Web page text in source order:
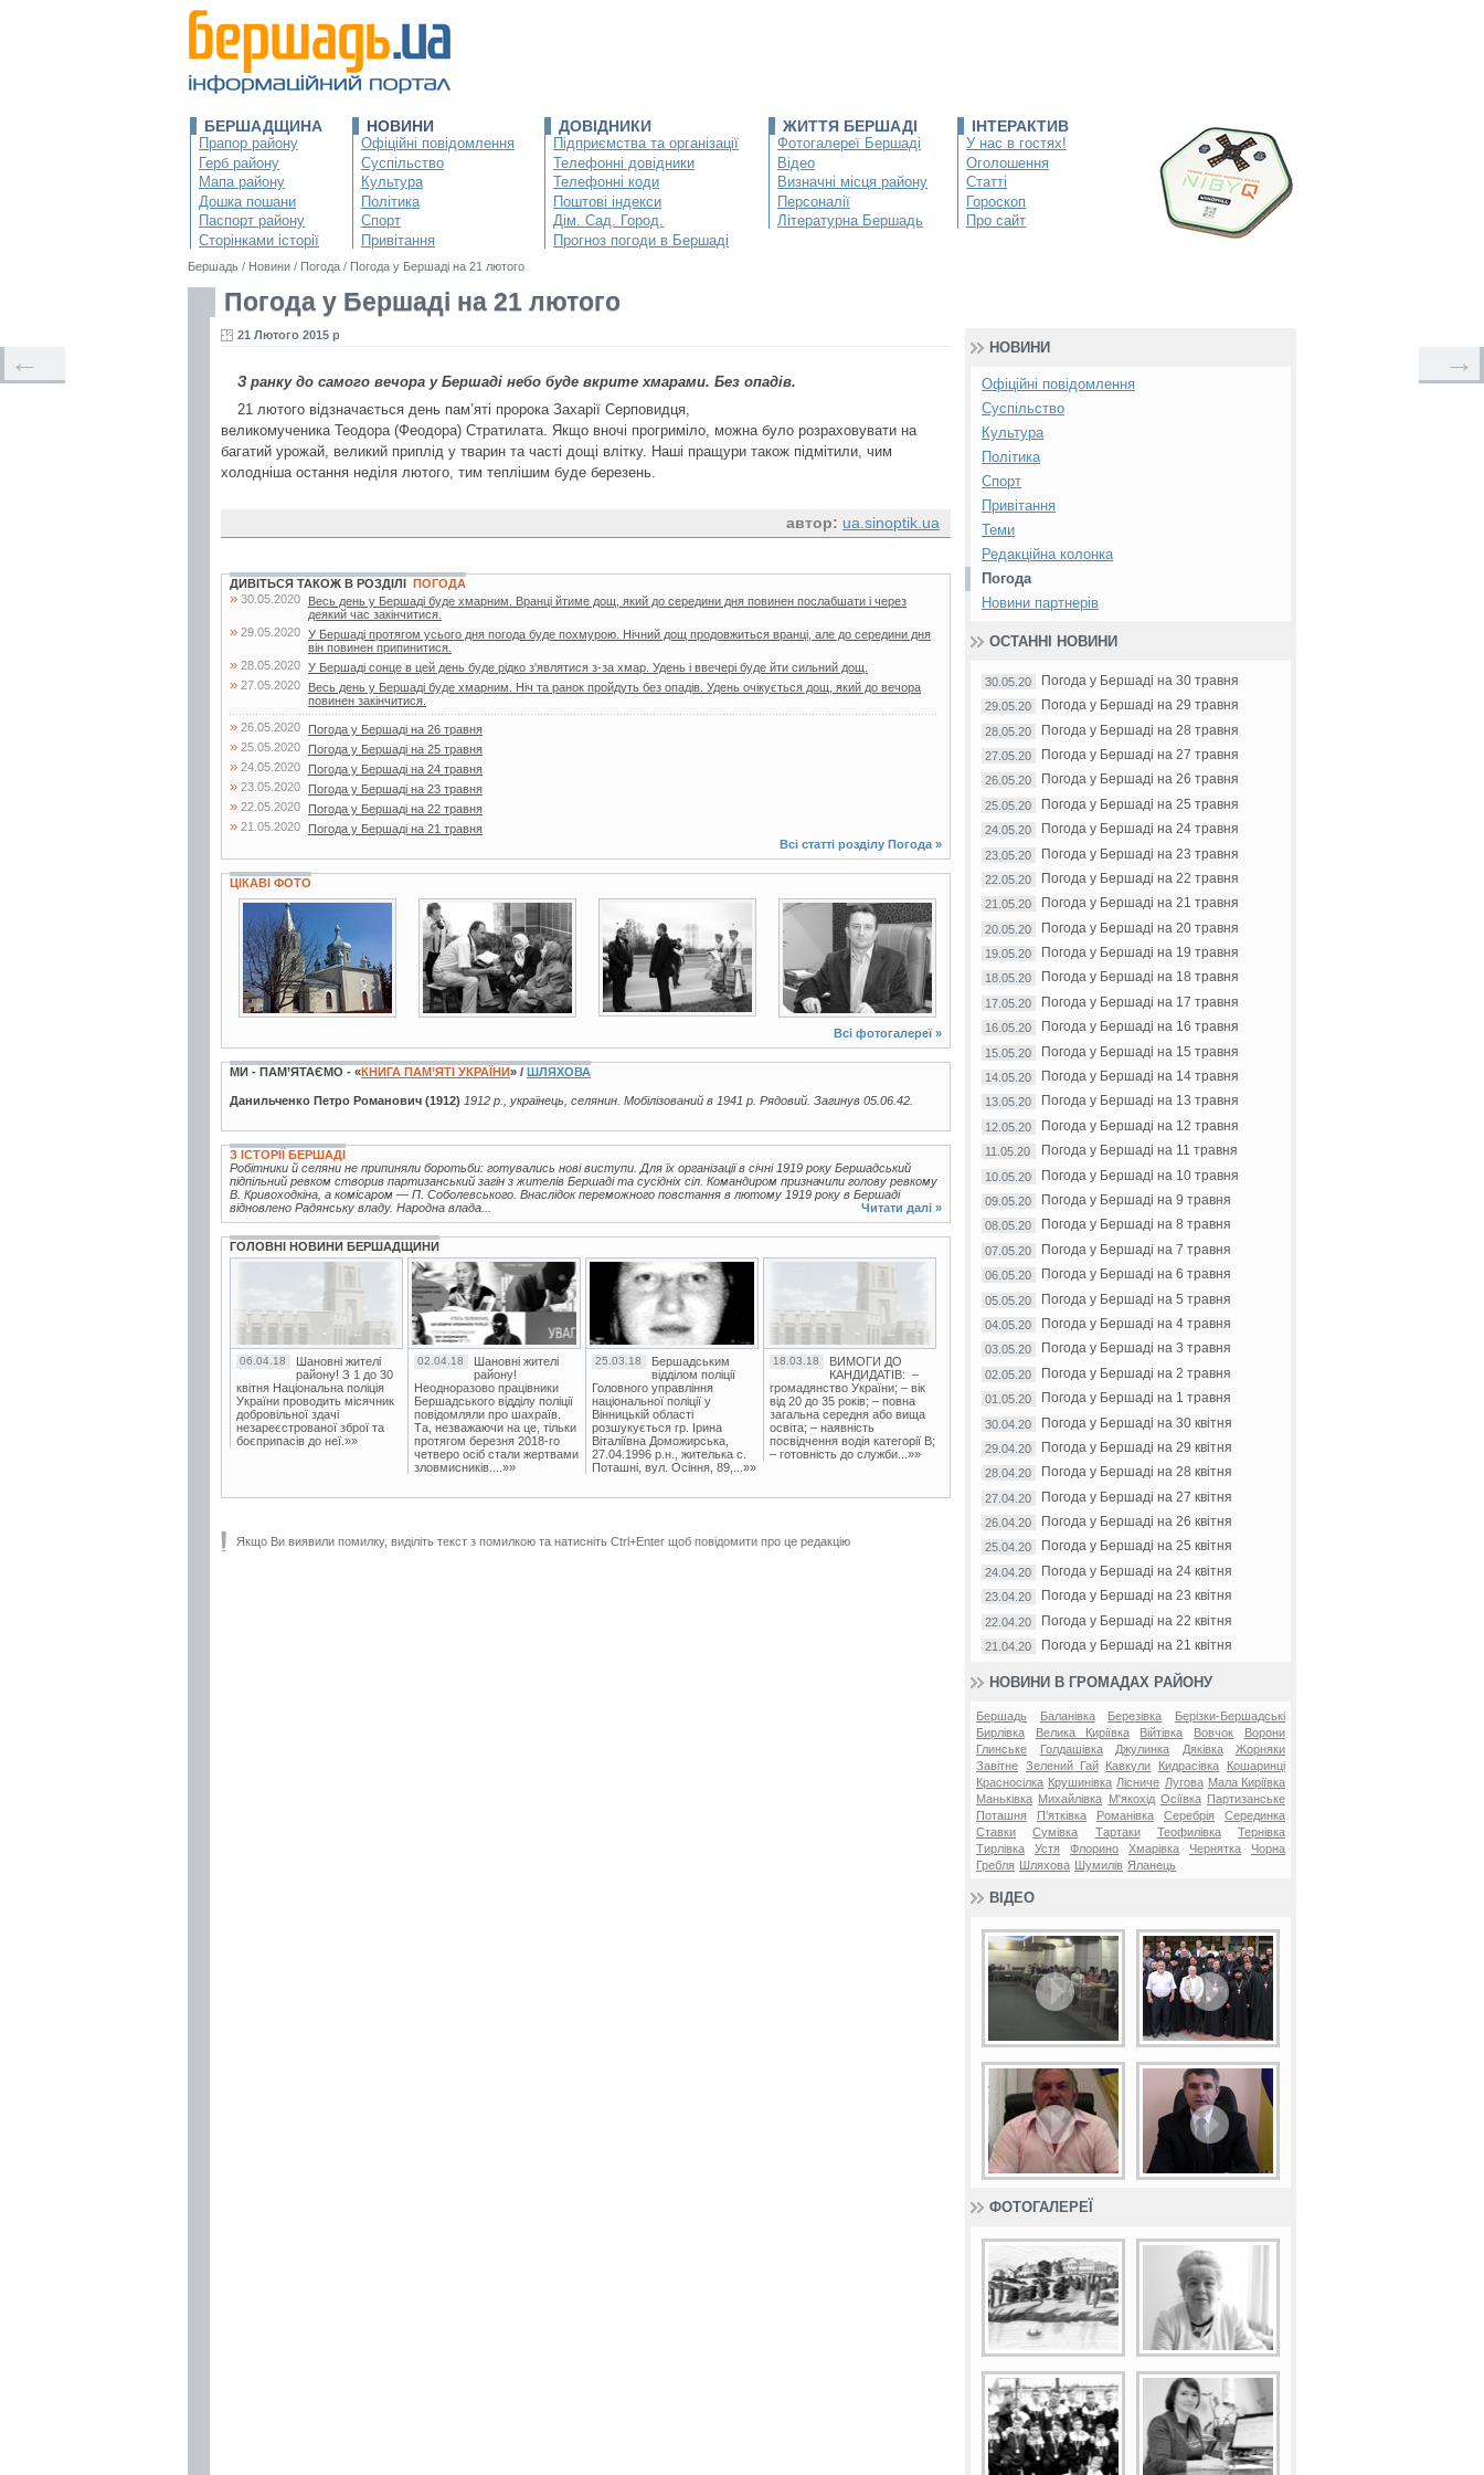
БЕРШАДЩИНА
Прапор району
Герб району
Мапа району
Дошка пошани
Паспорт району
Сторінками історії
НОВИНИ
Офіційні повідомлення
Суспільство
Культура
Політика
Спорт
Привітання
ДОВІДНИКИ
Підприємства та організації
Телефонні довідники
Телефонні коди
Поштові індекси
Дім. Сад. Город.
Прогноз погоди в Бершаді
ЖИТТЯ БЕРШАДІ
Фотогалереї Бершаді
Відео
Визначні місця району
Персоналії
Літературна Бершадь
ІНТЕРАКТИВ
У нас в гостях!
Оголошення
Статті
Гороскоп
Про сайт
Бершадь / Новини / Погода / Погода у Бершаді на 21 лютого
Погода у Бершаді на 21 лютого
21 Лютого 2015 р
З ранку до самого вечора у Бершаді небо буде вкрите хмарами. Без опадів.
21 лютого відзначається день пам’яті пророка Захарії Серповидця,
великомученика Теодора (Феодора) Стратилата. Якщо вночі прогриміло, можна було розраховувати на
багатий урожай, великий приплід у тварин та часті дощі влітку. Наші пращури також підмітили, чим
холодніша остання неділя лютого, тим теплішим буде березень.
автор: ua.sinoptik.ua
← →
ДИВІТЬСЯ ТАКОЖ В РОЗДІЛІ ПОГОДА
» 30.05.2020
Весь день у Бершаді буде хмарним. Вранці йтиме дощ, який до середини дня повинен послабшати і через
деякий час закінчитися.
» 29.05.2020 У Бершаді протягом усього дня погода буде похмурою. Нічний дощ продовжиться вранці, але до середини дня
він повинен припинитися.
» 28.05.2020 У Бершаді сонце в цей день буде рідко з'являтися з-за хмар. Удень і ввечері буде йти сильний дощ.
» 27.05.2020
Весь день у Бершаді буде хмарним. Ніч та ранок пройдуть без опадів. Удень очікується дощ, який до вечора
повинен закінчитися.
» 26.05.2020 Погода у Бершаді на 26 травня
» 25.05.2020 Погода у Бершаді на 25 травня
» 24.05.2020 Погода у Бершаді на 24 травня
» 23.05.2020 Погода у Бершаді на 23 травня
» 22.05.2020 Погода у Бершаді на 22 травня
» 21.05.2020
Погода у Бершаді на 21 травня
Всі статті розділу Погода »
ЦІКАВІ ФОТО
3 фото 5 фото
Всі фотогалереї »
МИ - ПАМ’ЯТАЄМО - «КНИГА ПАМ’ЯТІ УКРАЇНИ» / ШЛЯХОВА
Данильченко Петро Романович (1912) 1912 р., українець, селянин. Мобілізований в 1941 р. Рядовий. Загинув 05.06.42.
З ІСТОРІЇ БЕРШАДІ
Робітники й селяни не припиняли боротьби: готувались нові виступи. Для їх організації в січні 1919 року Бершадський
підпільний ревком створив партизанський загін з жителів Бершаді та сусідніх сіл. Командиром призначили голову ревкому
В. Кривоходкіна, а комісаром — П. Соболевського. Внаслідок переможного повстання в лютому 1919 року в Бершаді
відновлено Радянську владу. Народна влада...
Читати далі »
ГОЛОВНІ НОВИНИ БЕРШАДЩИНИ
06.04.18
Шановні жителі
району! З 1 до 30
квітня Національна поліція
України проводить місячник
добровільної здачі
незареєстрованої зброї та
боєприпасів до неї.»»
02.04.18
Шановні жителі
району!
Неодноразово працівники
Бершадського відділу поліції
повідомляли про шахраїв.
Та, незважаючи на це, тільки
протягом березня 2018-го
четверо осіб стали жертвами
зловмисників....»»
25.03.18
Бершадським
відділом поліції
Головного управління
національної поліції у
Вінницькій області
розшукується гр. Ірина
Віталіївна Доможирська,
27.04.1996 р.н., жителька с.
Поташні, вул. Осіння, 89,...»»
18.03.18
ВИМОГИ ДО
КАНДИДАТІВ: –
громадянство України; – вік
від 20 до 35 років; – повна
загальна середня або вища
освіта; – наявність
посвідчення водія категорії В;
– готовність до служби...»»
Якщо Ви виявили помилку, виділіть текст з помилкою та натисніть Ctrl+Enter щоб повідомити про це редакцію
НОВИНИ
Офіційні повідомлення
Суспільство
Культура
Політика
Спорт
Привітання
Теми
Редакційна колонка
Погода
Новини партнерів
ОСТАННІ НОВИНИ
30.05.20 Погода у Бершаді на 30 травня
29.05.20 Погода у Бершаді на 29 травня
28.05.20 Погода у Бершаді на 28 травня
27.05.20 Погода у Бершаді на 27 травня
26.05.20 Погода у Бершаді на 26 травня
25.05.20 Погода у Бершаді на 25 травня
24.05.20 Погода у Бершаді на 24 травня
23.05.20 Погода у Бершаді на 23 травня
22.05.20 Погода у Бершаді на 22 травня
21.05.20 Погода у Бершаді на 21 травня
20.05.20 Погода у Бершаді на 20 травня
19.05.20 Погода у Бершаді на 19 травня
18.05.20 Погода у Бершаді на 18 травня
17.05.20 Погода у Бершаді на 17 травня
16.05.20 Погода у Бершаді на 16 травня
15.05.20 Погода у Бершаді на 15 травня
14.05.20 Погода у Бершаді на 14 травня
13.05.20 Погода у Бершаді на 13 травня
12.05.20 Погода у Бершаді на 12 травня
11.05.20 Погода у Бершаді на 11 травня
10.05.20 Погода у Бершаді на 10 травня
09.05.20 Погода у Бершаді на 9 травня
08.05.20 Погода у Бершаді на 8 травня
07.05.20 Погода у Бершаді на 7 травня
06.05.20 Погода у Бершаді на 6 травня
05.05.20 Погода у Бершаді на 5 травня
04.05.20 Погода у Бершаді на 4 травня
03.05.20 Погода у Бершаді на 3 травня
02.05.20 Погода у Бершаді на 2 травня
01.05.20 Погода у Бершаді на 1 травня
30.04.20 Погода у Бершаді на 30 квітня
29.04.20 Погода у Бершаді на 29 квітня
28.04.20 Погода у Бершаді на 28 квітня
27.04.20 Погода у Бершаді на 27 квітня
26.04.20 Погода у Бершаді на 26 квітня
25.04.20 Погода у Бершаді на 25 квітня
24.04.20 Погода у Бершаді на 24 квітня
23.04.20 Погода у Бершаді на 23 квітня
22.04.20 Погода у Бершаді на 22 квітня
21.04.20 Погода у Бершаді на 21 квітня
НОВИНИ В ГРОМАДАХ РАЙОНУ
Бершадь Баланівка Березівка
Берізки-Бершадські
Бирлівка
Велика Киріївка Війтівка Вовчок
Ворони
Глинське
Голдашівка Джулинка Дяківка
Жорняки
Завітне Зелений Гай Кавкули Кидрасівка
Кошаринці
Красносілка Крушинівка Лісниче Лугова Мала Киріївка
Маньківка Михайлівка М'якохід Осіївка
Партизанське
Поташня
П'ятківка Романівка Серебрія
Серединка
Ставки
Сумівка Тартаки Теофилівка
Тернівка
Тирлівка
Устя Флорино Хмарівка Чернятка
Чорна
Гребля Шляхова Шумилів Яланець
ВІДЕО
ФОТОГАЛЕРЕЇ